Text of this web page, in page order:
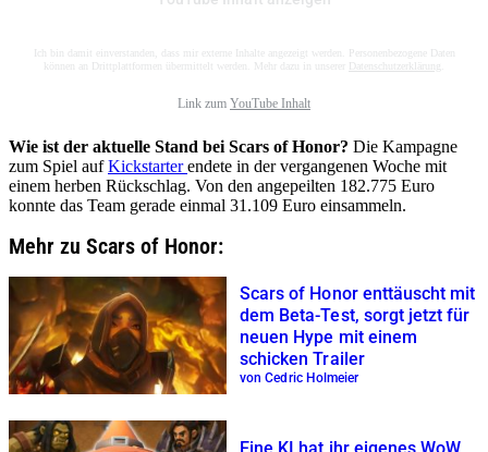
Ich bin damit einverstanden, dass mir externe Inhalte angezeigt werden. Personenbezogene Daten
können an Drittplattformen übermittelt werden. Mehr dazu in unserer Datenschutzerklärung
Link zum YouTube Inhalt
Wie ist der aktuelle Stand bei Scars of Honor? Die Kampagne
zum Spiel aufKickstarterendete in der vergangenen Woche mit
einem herben Rückschlag. Von den angepeilten 182.775 Euro
konnte das Team gerade einmal 31.109 Euro einsammeln.
Mehr zu Scars of Honor:
Scars of Honor enttäuscht mit
dem Beta-Test, sorgt jetzt für
neuen Hype mit einem
schicken Trailer
von Cedric Holmeier